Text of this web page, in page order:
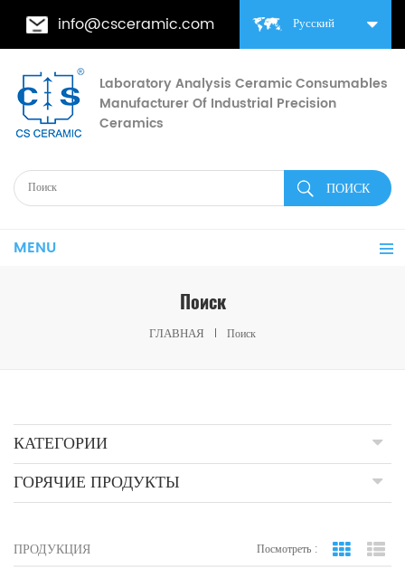
Русский
info@csceramic.com
Laboratory Analysis Ceramic Consumables
Manufacturer Of Industrial Precision
Ceramics
MENU
Поиск
ГЛАВНАЯ Поиск
КАТЕГОРИИ
ГОРЯЧИЕ ПРОДУКТЫ
ПРОДУКЦИЯ Посмотреть : вид сетки